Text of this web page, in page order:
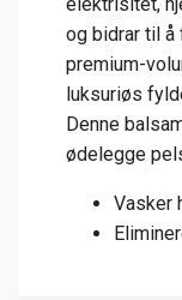
og bidrar til å
premium-
luksuriøs
Denne
ødelegge
Vasker